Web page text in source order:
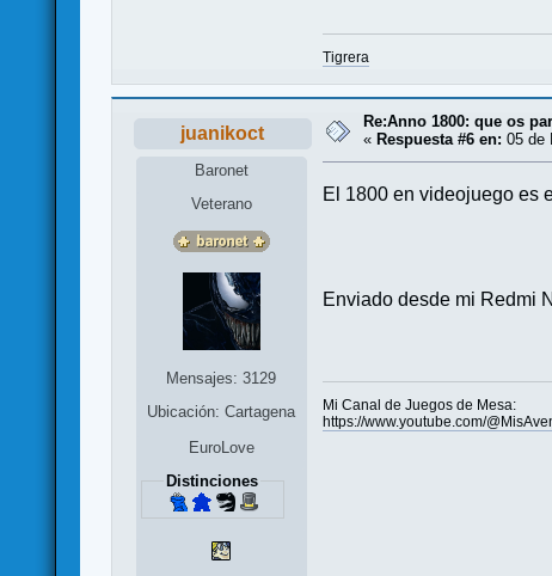
Tigrera
juanikoct
Baronet
Veterano
Mensajes: 3129
Ubicación: Cartagena
EuroLove
Distinciones
Re:Anno 1800: que os
«Respuesta #6 en: 05 de
El 1800 en videojuego es
Enviado desde mi Redmi
Mi Canal de Juegos de Mesa:
https://www.youtube.com/